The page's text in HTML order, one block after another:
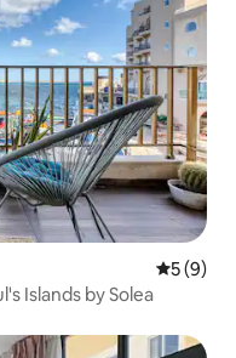
5 (9)
Islands by Solea